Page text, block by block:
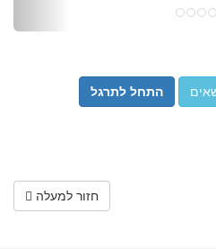
התחל לתרגל
חזור למעלה